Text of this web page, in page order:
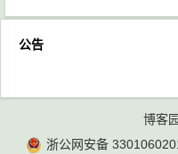
公告
博客园
浙公网安备